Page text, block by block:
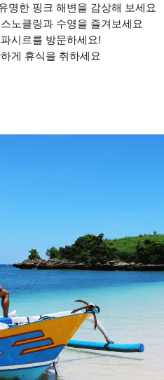
명한 핑크 해변을 감상해 보세요
노클링과 수영을 즐겨보세요
시르를 방문하세요!
게 휴식을 취하세요